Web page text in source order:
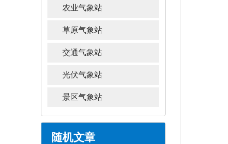
农业气象站
草原气象站
交通气象站
光伏气象站
景区气象站
随机文章